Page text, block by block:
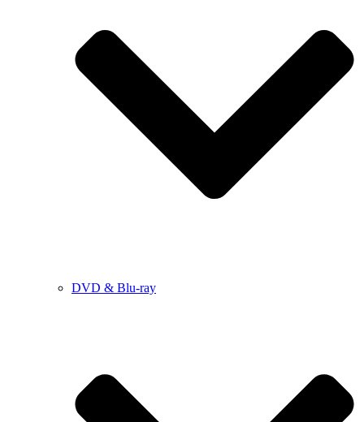
DVD & Blu-ray